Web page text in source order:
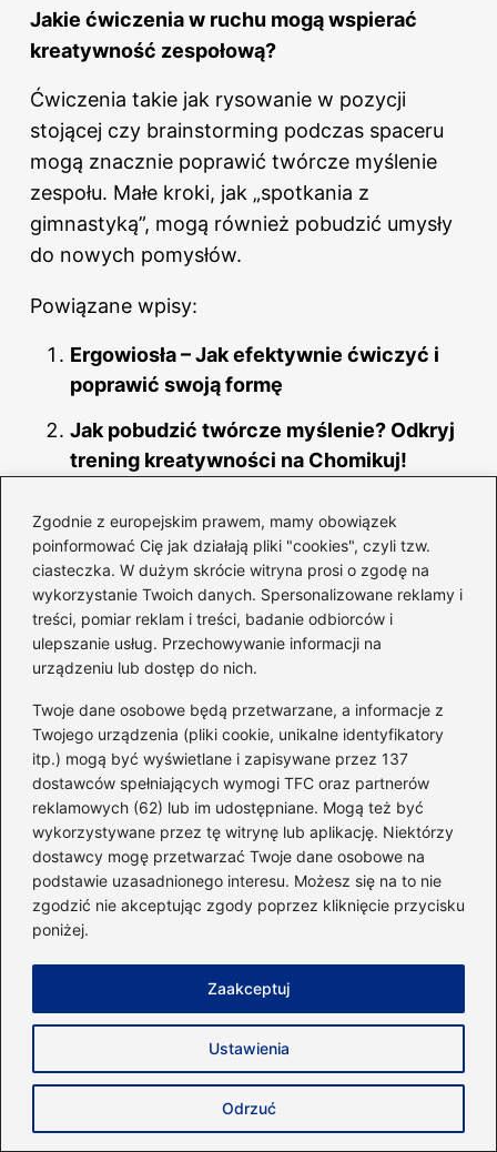
Zgodnie z europejskim prawem, mamy obowiązek
poinformować Cię jak działają pliki "cookies", czyli tzw.
ciasteczka. W dużym skrócie witryna prosi o zgodę na
wykorzystanie Twoich danych. Spersonalizowane reklamy i
treści, pomiar reklam i treści, badanie odbiorców i
ulepszanie usług. Przechowywanie informacji na
urządzeniu lub dostęp do nich.
Twoje dane osobowe będą przetwarzane, a informacje z
Twojego urządzenia (pliki cookie, unikalne identyfikatory
itp.) mogą być wyświetlane i zapisywane przez 137
dostawców spełniających wymogi TFC oraz partnerów
reklamowych (62) lub im udostępniane. Mogą też być
wykorzystywane przez tę witrynę lub aplikację. Niektórzy
dostawcy mogę przetwarzać Twoje dane osobowe na
podstawie uzasadnionego interesu. Możesz się na to nie
zgodzić nie akceptując zgody poprzez kliknięcie przycisku
poniżej.
Ustawienia
Odrzuć
Zaakceptuj
Jakie ćwiczenia w ruchu mogą wspierać
kreatywność zespołową?
Ćwiczenia takie jak rysowanie w pozycji
stojącej czy brainstorming podczas spaceru
mogą znacznie poprawić twórcze myślenie
zespołu. Małe kroki, jak „spotkania z
gimnastyką”, mogą również pobudzić umysły
do nowych pomysłów.
Powiązane wpisy:
Ergowiosła – Jak efektywnie ćwiczyć i
poprawić swoją formę
Jak pobudzić twórcze myślenie? Odkryj
trening kreatywności na Chomikuj!
twarzy dla młodszego wyglądu
Zanik mięśni uda – jak rozpoznać
pierwsze objawy?
Zwiotczenie mięśni – poznaj przyczyny i
Sekrety skutecznego podrywu: jak
poderwać faceta na siłowni?
Jak skutecznie ćwiczyć na siłowni, by
zrzucić zbędne kilogramy?
Co zrobić z przeterminowanymi lekami?
Praktyczny przewodnik dla każdego
Kiedy wybrać atlas, a kiedy sztangę –
klucz do efektywnego treningu
Skuteczne ćwiczenia na powiększenie
członka – sprawdź, co działa!